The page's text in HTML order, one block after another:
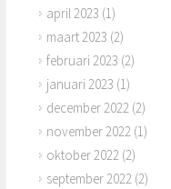
april 2023 (1)
maart 2023 (2)
februari 2023 (2)
januari 2023 (1)
december 2022 (2)
november 2022 (1)
oktober 2022 (2)
september 2022 (2)